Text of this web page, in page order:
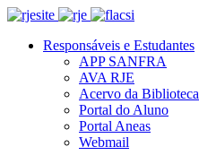
Responsáveis e Estudantes
APP SANFRA
AVA RJE
Acervo da Biblioteca
Portal do Aluno
Portal Aneas
Webmail